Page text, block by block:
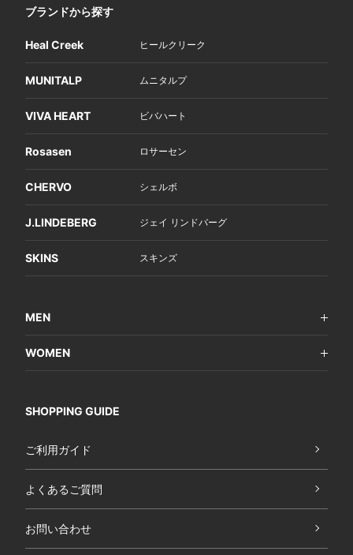
ブランドから探す
Heal Creek ヒールクリーク
MUNITALP ムニタルプ
VIVA HEART ビバハート
Rosasen ロサーセン
CHERVO シェルボ
J.LINDEBERG ジェイ リンドバーグ
SKINS スキンズ
MEN
WOMEN
SHOPPING GUIDE
ご利用ガイド
よくあるご質問
お問い合わせ